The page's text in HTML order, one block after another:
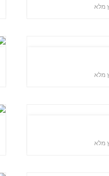
מלא
מלא
מלא